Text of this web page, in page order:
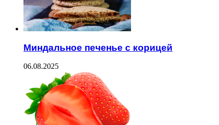
Миндальное печенье с корицей
06.08.2025